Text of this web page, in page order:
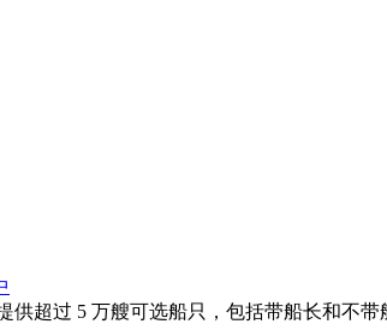
超过 5 万艘可选船只，包括带船长和不